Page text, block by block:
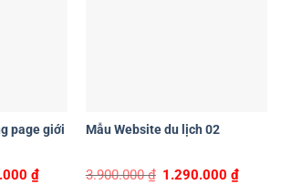
page giới
₫Current
Mẫu Website du lịch 02
3.900.000₫ Original
1.290.000₫Current